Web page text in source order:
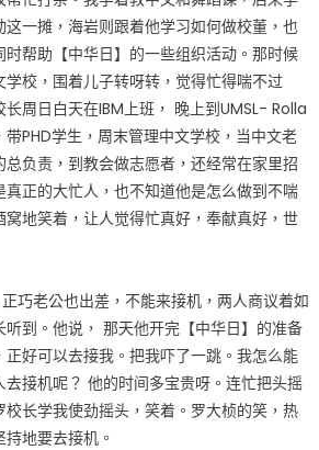
一摊，海岩则跟着他学习如何做校董，也
帮助【中华日】的一些组织活动。那时候
校，围着儿子转呀转，觉得忙得喘不过
周日白天在IBM上班， 晚上到UMSL- Rolla
PHD学生，周末管理中文学校，当中文老
负责，到教会做志愿者，还经常在家里招
正的大忙人，也不知道他是怎么做到不喘
地笑着，让人觉得忙真好，奉献真好，世
老公也出差，不能来接机，两人商议着如
到。他说， 那天他开完【中华日】的准备
好可以去接我。把我吓了一跳。我怎么能
接机呢？ 他的时间多宝贵呀。连忙把头摇
长学我使劲摇头，笑着。罗大桢的笑，热
地要去接机。